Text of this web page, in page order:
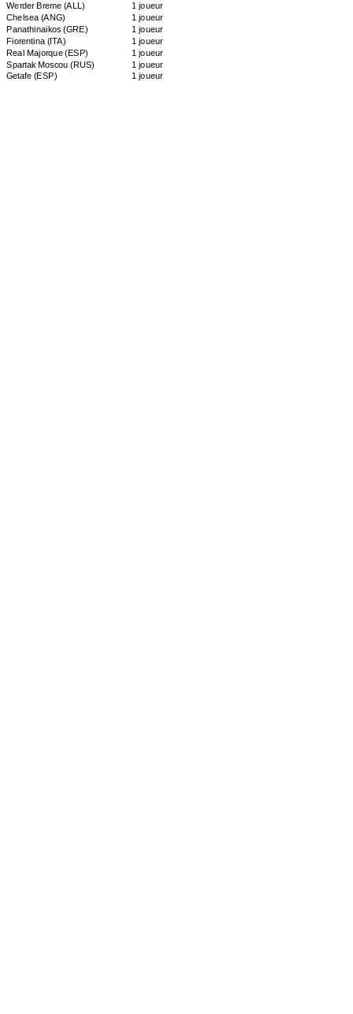
Werder Breme(ALL)
1 joueur
Chelsea (ANG)
1 joueur
Panathinaikos(GRE)
1 joueur
Fiorentina (ITA)
1 joueur
Real Majorque(ESP)
1 joueur
Spartak Moscou(RUS)
1 joueur
Getafe (ESP) 1 joueur